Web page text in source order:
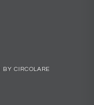
BYCIRCOLARE